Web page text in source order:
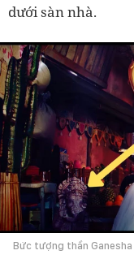
dưới sàn nhà.
Bức tượng thần